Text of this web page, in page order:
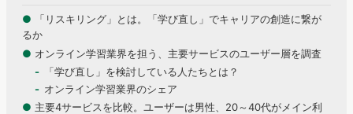
● 「リスキリング」とは。「学び直し」でキャリアの創造に繋が
るか
● オンライン学習業界を担う、主要サービスのユーザー層を調査
「学び直し」を検討している人たちとは？
オンライン学習業界のシェア
● 主要4サービスを比較。ユーザーは男性、20～40代がメイン利